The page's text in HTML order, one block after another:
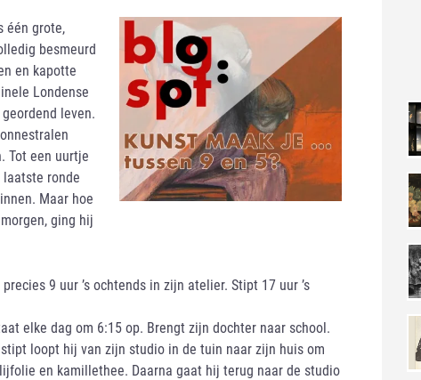
één grote,
besmeurd
en kapotte
Londense
leven.
Tot een uurtje
ronde
Maar hoe
ging hij
9 uur ’s ochtends in zijn atelier. Stipt 17 uur ’s
elke dag om 6:15 op. Brengt zijn dochter naar school.
loopt hij van zijn studio in de tuin naar zijn huis om
en kamillethee. Daarna gaat hij terug naar de studio